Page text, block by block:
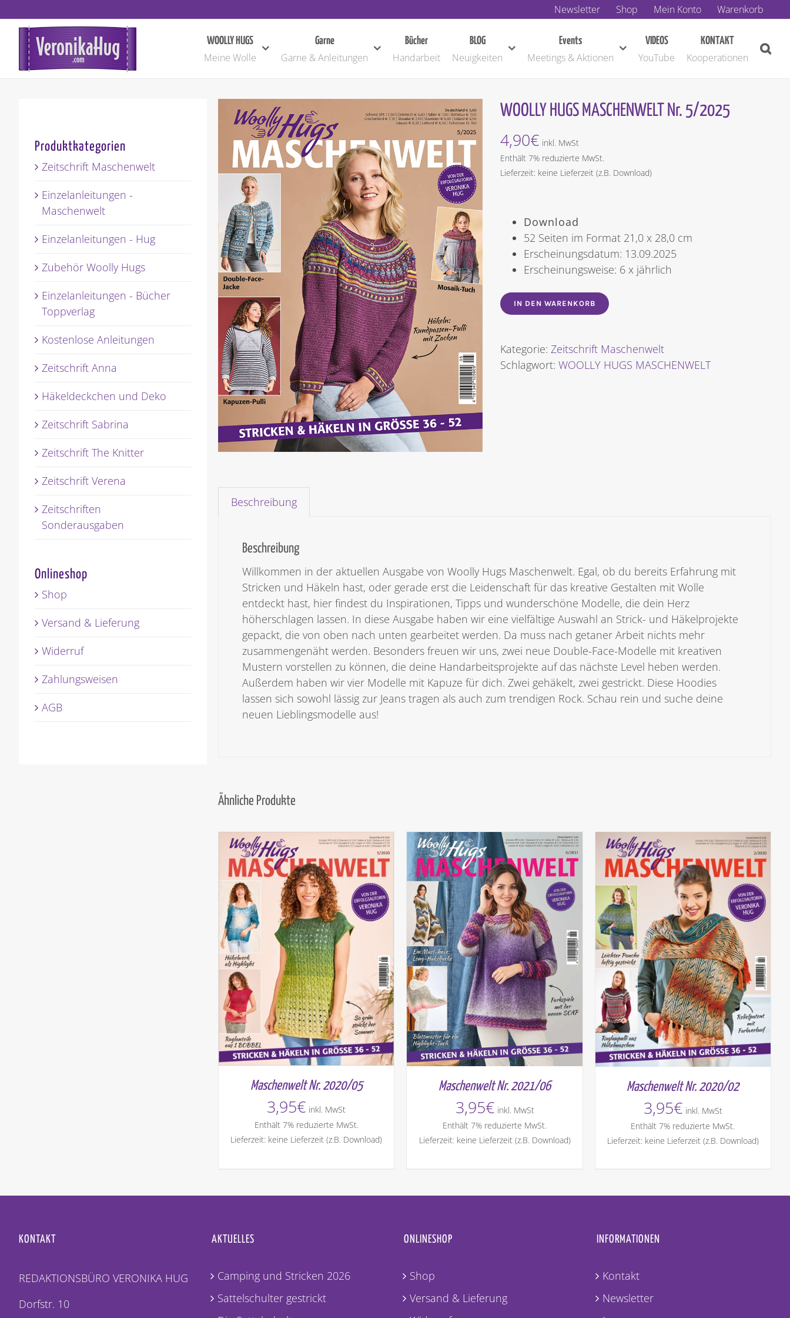
Inhalt
springen
Newsletter Shop Mein Konto Warenkorb
WOOLLY HUGS
Meine Wolle
Garne
Garne & Anleitungen
Bücher
Handarbeit
BLOG
Neuigkeiten
Events
Meetings & Aktionen
VIDEOS
YouTube
KONTAKT
Kooperationen
WOOLLY HUGS MASCHENWELT Nr. 5/2025
4,90€ inkl. MwSt
Enthält 7% reduzierte MwSt.
Lieferzeit: keine Lieferzeit (z.B. Download)
Download
52 Seiten im Format 21,0 x 28,0 cm
Erscheinungsdatum: 13.09.2025
Erscheinungsweise: 6 x jährlich
IN DEN WARENKORB
Kategorie: Zeitschrift Maschenwelt
Schlagwort:WOOLLY HUGS MASCHENWELT
Beschreibung
Beschreibung
Willkommen in der aktuellen Ausgabe von Woolly Hugs Maschenwelt. Egal, ob du bereits Erfahrung mit
Stricken und Häkeln hast, oder gerade erst die Leidenschaft für das kreative Gestalten mit Wolle
entdeckt hast, hier findest du Inspirationen, Tipps und wunderschöne Modelle, die dein Herz
höherschlagen lassen. In diese Ausgabe haben wir eine vielfältige Auswahl an Strick- und Häkelprojekte
gepackt, die von oben nach unten gearbeitet werden. Da muss nach getaner Arbeit nichts mehr
zusammengenäht werden. Besonders freuen wir uns, zwei neue Double-Face-Modelle mit kreativen
Mustern vorstellen zu können, die deine Handarbeitsprojekte auf das nächste Level heben werden.
Außerdem haben wir vier Modelle mit Kapuze für dich. Zwei gehäkelt, zwei gestrickt. Diese Hoodies
lassen sich sowohl lässig zur Jeans tragen als auch zum trendigen Rock. Schau rein und suche deine
neuen Lieblingsmodelle aus!
Ähnliche Produkte
Maschenwelt Nr. 2020/05
3,95€ inkl. MwSt
Enthält 7% reduzierte MwSt.
Lieferzeit: keine Lieferzeit (z.B. Download)
Maschenwelt Nr. 2021/06
3,95€ inkl. MwSt
Enthält 7% reduzierte MwSt.
Lieferzeit: keine Lieferzeit (z.B. Download)
Maschenwelt Nr. 2020/02
3,95€ inkl. MwSt
Enthält 7% reduzierte MwSt.
Lieferzeit: keine Lieferzeit (z.B. Download)
Produktkategorien
Zeitschrift Maschenwelt
Einzelanleitungen -
Maschenwelt
Einzelanleitungen - Hug
Zubehör Woolly Hugs
Einzelanleitungen - Bücher
Toppverlag
Kostenlose Anleitungen
Zeitschrift Anna
Häkeldeckchen und Deko
Zeitschrift Sabrina
Zeitschrift The Knitter
Zeitschrift Verena
Zeitschriften
Sonderausgaben
Onlineshop
Shop
Versand & Lieferung
Widerruf
Zahlungsweisen
AGB
KONTAKT
REDAKTIONSBÜRO VERONIKA HUG
Dorfstr. 10
AKTUELLES
Camping und Stricken 2026
Sattelschulter gestrickt
ONLINESHOP
Shop
Versand & Lieferung
INFORMATIONEN
Kontakt
Newsletter